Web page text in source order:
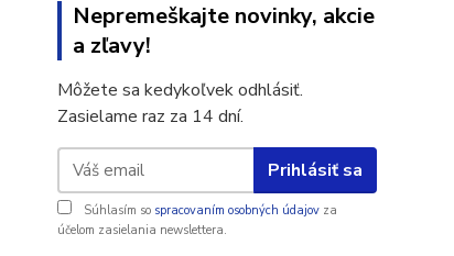
Nepremeškajte novinky, akcie
a zľavy!
Môžete sa kedykoľvek odhlásiť.
Zasielame raz za 14 dní.
Prihlásiť sa
Súhlasím so spracovaním osobných údajov za
účelom zasielania newslettera.